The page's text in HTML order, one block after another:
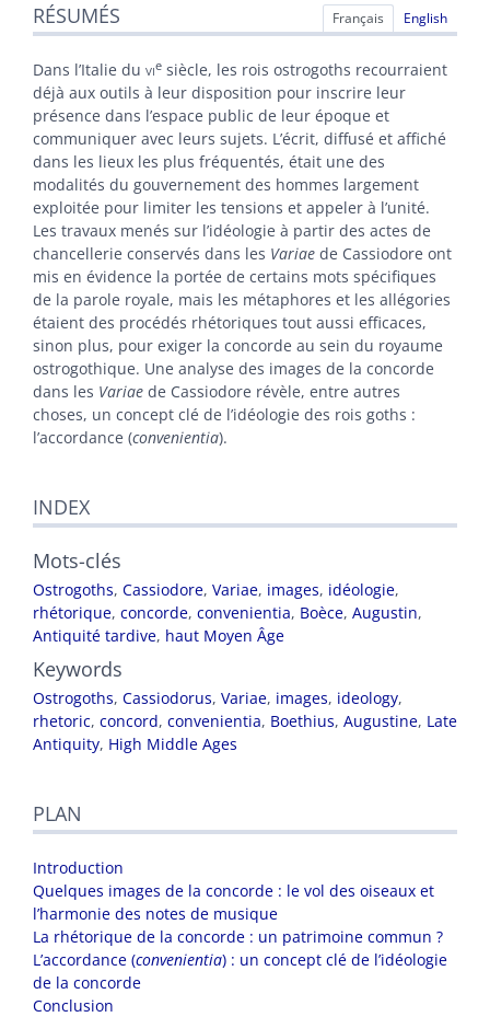
Index
Plan
Texte
Bibliographie
Notes
Citer cet article
Auteur
RÉSUMÉS Français English
Dans l’Italie du vie siècle, les rois ostrogoths recourraient
déjà aux outils à leur disposition pour inscrire leur
présence dans l’espace public de leur époque et
communiquer avec leurs sujets. L’écrit, diffusé et affiché
dans les lieux les plus fréquentés, était une des
modalités du gouvernement des hommes largement
exploitée pour limiter les tensions et appeler à l’unité.
Les travaux menés sur l’idéologie à partir des actes de
chancellerie conservés dans les Variae de Cassiodore ont
mis en évidence la portée de certains mots spécifiques
de la parole royale, mais les métaphores et les allégories
étaient des procédés rhétoriques tout aussi efficaces,
sinon plus, pour exiger la concorde au sein du royaume
ostrogothique. Une analyse des images de la concorde
dans les Variae de Cassiodore révèle, entre autres
choses, un concept clé de l’idéologie des rois goths :
l’accordance (convenientia).
INDEX
Mots-clés
Ostrogoths, Cassiodore, Variae, images, idéologie,
rhétorique, concorde, convenientia, Boèce, Augustin,
Antiquité tardive, haut Moyen Âge
Keywords
Ostrogoths, Cassiodorus, Variae, images, ideology,
rhetoric, concord, convenientia, Boethius, Augustine, Late
Antiquity, High Middle Ages
PLAN
Introduction
Quelques images de la concorde : le vol des oiseaux et
l’harmonie des notes de musique
La rhétorique de la concorde : un patrimoine commun ?
L’accordance (convenientia) : un concept clé de l’idéologie
de la concorde
Conclusion